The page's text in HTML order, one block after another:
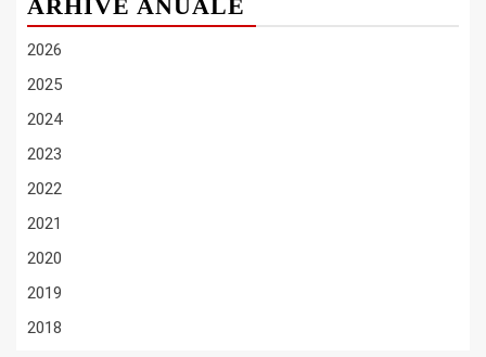
ARHIVE ANUALE
2026
2025
2024
2023
2022
2021
2020
2019
2018